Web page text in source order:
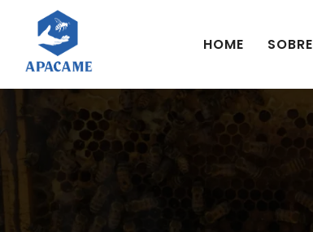
HOME SOBRE